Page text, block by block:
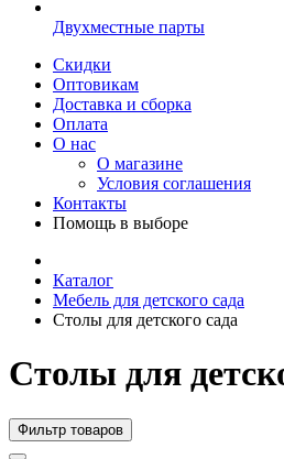
Двухместные парты
Скидки
Оптовикам
Доставка и сборка
Оплата
О нас
О магазине
Условия соглашения
Контакты
Помощь в выборе
Каталог
Мебель для детского сада
Столы для детского сада
Столы для
Фильтр товаров